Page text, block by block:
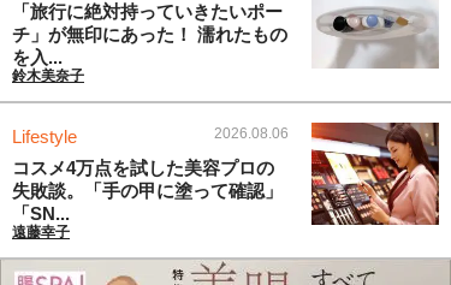
「旅行に絶対持っていきたいポー
チ」が無印にあった！ 濡れたもの
を入...
鈴木美奈子
Lifestyle 2026.08.06
コスメ4万点を試した美容プロの
失敗談。「手の甲に塗って確認」
「SN...
遠藤幸子